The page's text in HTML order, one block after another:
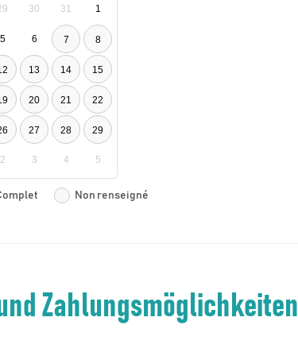
30 31 1
5 6 7 8
13 14 15
20 21 22
27 28 29
2 3 4 5
Non renseigné
Zahlungsmöglichkeiten